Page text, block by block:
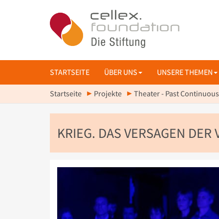
STARTSEITE ÜBER UNS UNSERE THEMEN
Startseite Projekte Theater - Past Continuous
KRIEG. DAS VERSAGEN